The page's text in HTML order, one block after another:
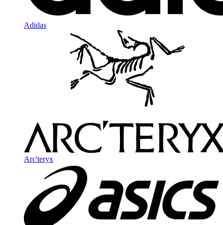
Adidas
Arc'teryx